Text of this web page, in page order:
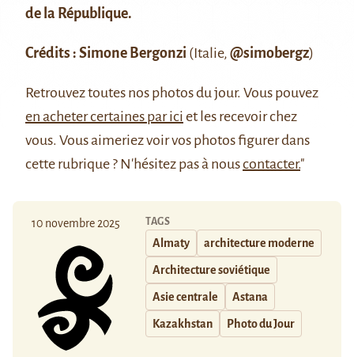
de la République.
Crédits : Simone Bergonzi (Italie, @simobergz)
Retrouveztoutes nos photos du jour. Vous pouvez
en acheter certaines par ici et les recevoir chez
vous. Vous aimeriez voir vos photos figurer dans
cette rubrique ? N'hésitez pas à nouscontacter."
10 novembre 2025 TAGS
Almaty architecture moderne
Architecture soviétique
Asie centrale Astana
Kazakhstan Photo du Jour